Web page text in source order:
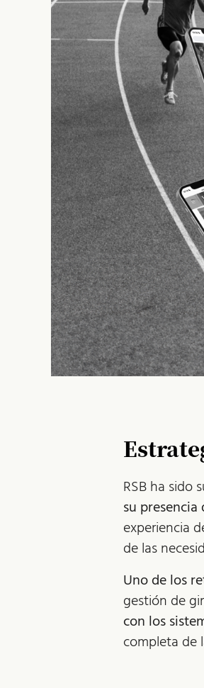
RSB ha sido
su
experiencia
de las
Uno de los
gestión de
con los
completa de